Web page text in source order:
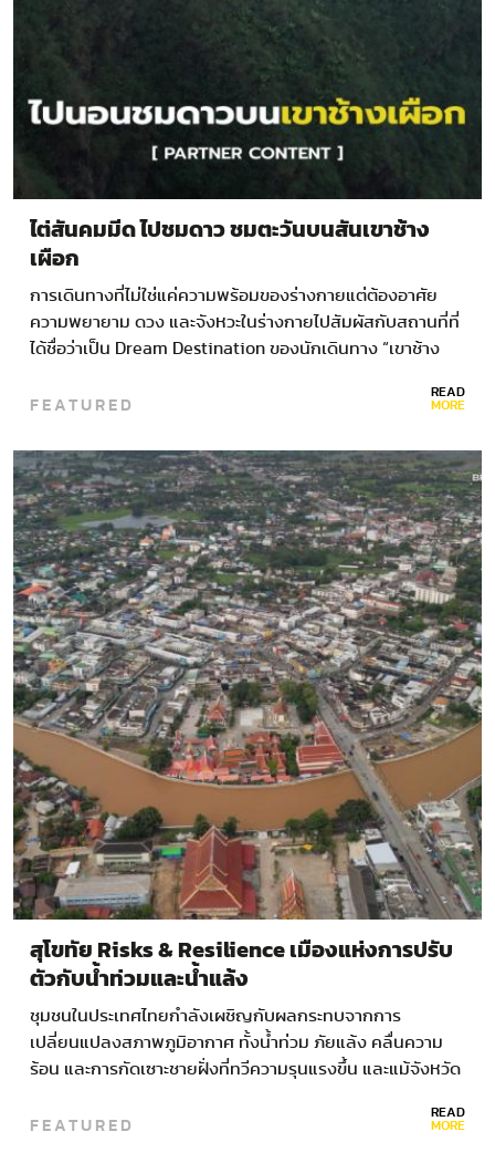
ไต่สันคมมีด ไปชมดาว ชมตะวันบนสันเขาช้าง
เผือก
การเดินทางที่ไม่ใช่แค่ความพร้อมของร่างกายแต่ต้องอาศัย
ความพยายาม ดวง และจังหวะในร่างกายไปสัมผัสกับสถานที่ที่
ได้ชื่อว่าเป็น Dream Destination ของนักเดินทาง “เขาช้าง
FEATURED READ
MORE
สุโขทัย Risks & Resilience เมืองแห่งการปรับ
ตัวกับน้ำท่วมและน้ำแล้ง
ชุมชนในประเทศไทยกำลังเผชิญกับผลกระทบจากการ
เปลี่ยนแปลงสภาพภูมิอากาศ ทั้งน้ำท่วม ภัยแล้ง คลื่นความ
ร้อน และการกัดเซาะชายฝั่งที่ทวีความรุนแรงขึ้น และแม้จังหวัด
ความยืดหยุ่นในการปรับตัวรับภัยธรรมชาติ แต่หากไม่มีการ
FEATURED READ
MORE